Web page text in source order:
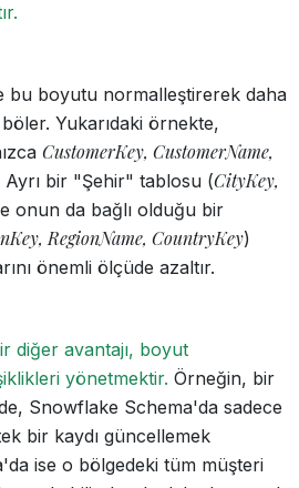
bu boyutu normalleştirerek daha
Yukarıdaki örnekte,
CustomerKey, CustomerName,
Ayrı bir "Şehir" tablosu (CityKey,
onun da bağlı olduğu bir
RegionName, CountryKey)
önemli ölçüde azaltır.
diğer avantajı, boyut
yönetmektir. Örneğin, bir
Snowflake Schema'da sadece
bir kaydı güncellemek
ise o bölgedeki tüm müşteri